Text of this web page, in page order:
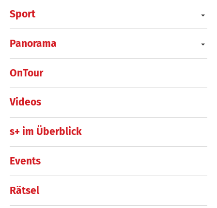
Sport
Panorama
OnTour
Videos
s+ im Überblick
Events
Rätsel